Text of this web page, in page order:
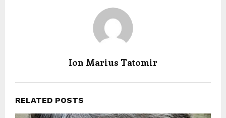
Ion Marius Tatomir
RELATED POSTS